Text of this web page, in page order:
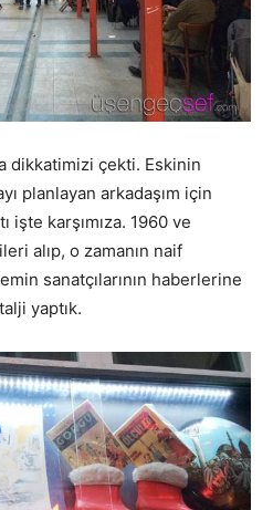
dikkatimizi çekti. Eskinin
planlayan arkadaşım için
işte karşımıza. 1960 ve
alıp, o zamanın naif
sanatçılarının haberlerine
yaptık.